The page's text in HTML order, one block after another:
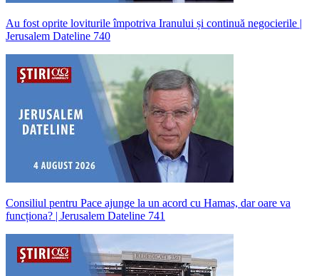
Au fost oprite loviturile împotriva Iranului și continuă negocierile |
Jerusalem Dateline 740
Consiliul pentru Pace ajunge la un acord cu Hamas, dar oare va
funcționa? | Jerusalem Dateline 741